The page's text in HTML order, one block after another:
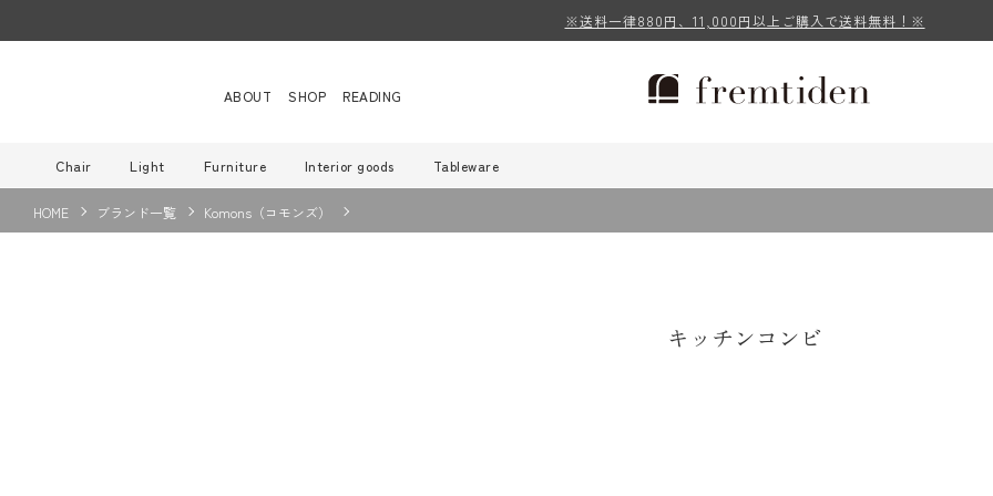
※送料一律880円、11,000円以上ご購入で送料無料！※
ABOUT SHOP READING
Chair Light Furniture Interior goods Tableware
HOME ブランド一覧 Komons（コモンズ）
キッチンコンビ